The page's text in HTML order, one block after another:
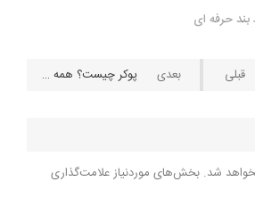
حرفه ای
پوکر چیست؟ همه چیز که باید در مورد پوکر بدانید
شد. بخش‌های موردنیاز علامت‌گذاری